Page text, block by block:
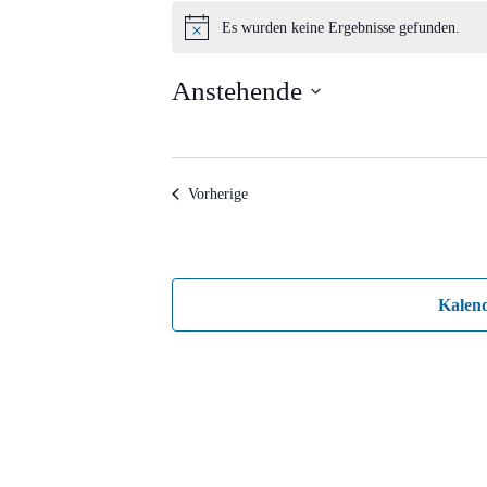
Veranstaltungen
Hinweis
Es wurden keine Ergebnisse gefunden.
Anstehende
VorherigeVeranstaltungen